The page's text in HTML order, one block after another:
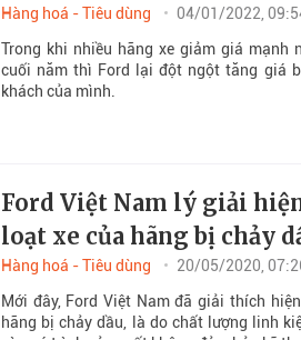
Hàng hoá - Tiêu dùng
04/01/2022,
Trong khi nhiều hãng xe giảm giá mạnh
cuối năm thì Ford lại đột ngột tăng giá
khách của mình.
Ford Việt Nam lý giải
loạt xe của hãng bị chảy
Hàng hoá - Tiêu dùng
20/05/2020,
Mới đây, Ford Việt Nam đã giải thích
hãng bị chảy dầu, là do chất lượng linh